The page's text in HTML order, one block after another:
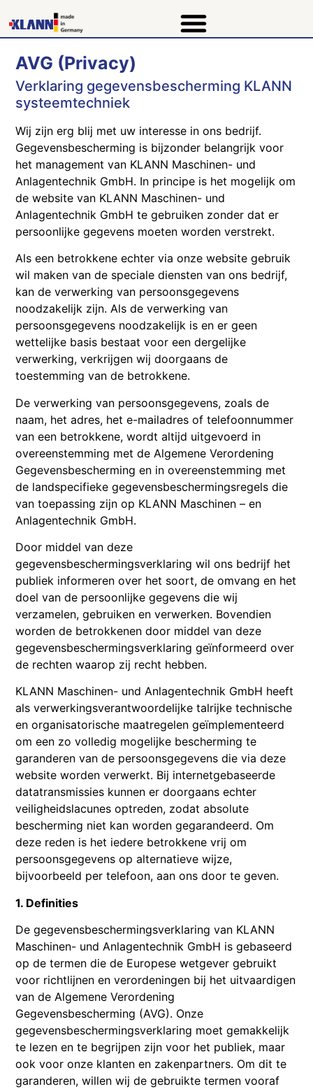
AVG (Privacy)
Verklaring gegevensbescherming KLANN
systeemtechniek
Wij zijn erg blij met uw interesse in ons bedrijf.
Gegevensbescherming is bijzonder belangrijk voor
het management van KLANN Maschinen- und
Anlagentechnik GmbH. In principe is het mogelijk om
de website van KLANN Maschinen- und
Anlagentechnik GmbH te gebruiken zonder dat er
persoonlijke gegevens moeten worden verstrekt.
Als een betrokkene echter via onze website gebruik
wil maken van de speciale diensten van ons bedrijf,
kan de verwerking van persoonsgegevens
noodzakelijk zijn. Als de verwerking van
persoonsgegevens noodzakelijk is en er geen
wettelijke basis bestaat voor een dergelijke
verwerking, verkrijgen wij doorgaans de
toestemming van de betrokkene.
De verwerking van persoonsgegevens, zoals de
naam, het adres, het e-mailadres of telefoonnummer
van een betrokkene, wordt altijd uitgevoerd in
overeenstemming met de Algemene Verordening
Gegevensbescherming en in overeenstemming met
de landspecifieke gegevensbeschermingsregels die
van toepassing zijn op KLANN Maschinen – en
Anlagentechnik GmbH.
Door middel van deze
gegevensbeschermingsverklaring wil ons bedrijf het
publiek informeren over het soort, de omvang en het
doel van de persoonlijke gegevens die wij
verzamelen, gebruiken en verwerken. Bovendien
worden de betrokkenen door middel van deze
gegevensbeschermingsverklaring geïnformeerd over
de rechten waarop zij recht hebben.
KLANN Maschinen- und Anlagentechnik GmbH heeft
als verwerkingsverantwoordelijke talrijke technische
en organisatorische maatregelen geïmplementeerd
om een ​​zo volledig mogelijke bescherming te
garanderen van de persoonsgegevens die via deze
website worden verwerkt. Bij internetgebaseerde
datatransmissies kunnen er doorgaans echter
veiligheidslacunes optreden, zodat absolute
bescherming niet kan worden gegarandeerd. Om
deze reden is het iedere betrokkene vrij om
persoonsgegevens op alternatieve wijze,
bijvoorbeeld per telefoon, aan ons door te geven.
1. Definities
De gegevensbeschermingsverklaring van KLANN
Maschinen- und Anlagentechnik GmbH is gebaseerd
op de termen die de Europese wetgever gebruikt
voor richtlijnen en verordeningen bij het uitvaardigen
van de Algemene Verordening
Gegevensbescherming (AVG). Onze
gegevensbeschermingsverklaring moet gemakkelijk
te lezen en te begrijpen zijn voor het publiek, maar
ook voor onze klanten en zakenpartners. Om dit te
garanderen, willen wij de gebruikte termen vooraf